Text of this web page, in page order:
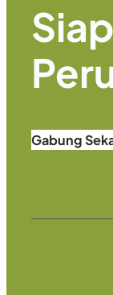
Gabung